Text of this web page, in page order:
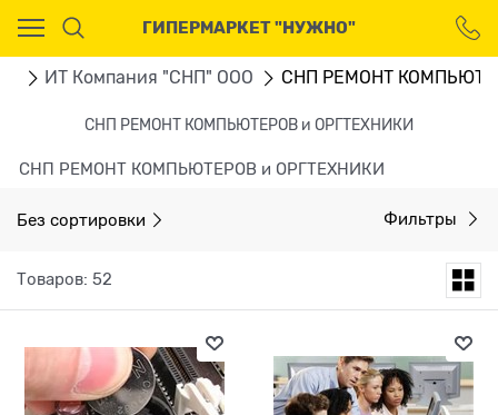
ГИПЕРМАРКЕТ "НУЖНО"
ИТ Компания "СНП" ООО СНП РЕМОНТ
СНП РЕМОНТ КОМПЬЮТЕРОВ и ОРГТЕХНИКИ
СНП РЕМОНТ КОМПЬЮТЕРОВ и ОРГТЕХНИКИ
Без сортировки Фильтры
Товаров: 52
Ваш город - Москва,
угадали?
ДА НЕТ